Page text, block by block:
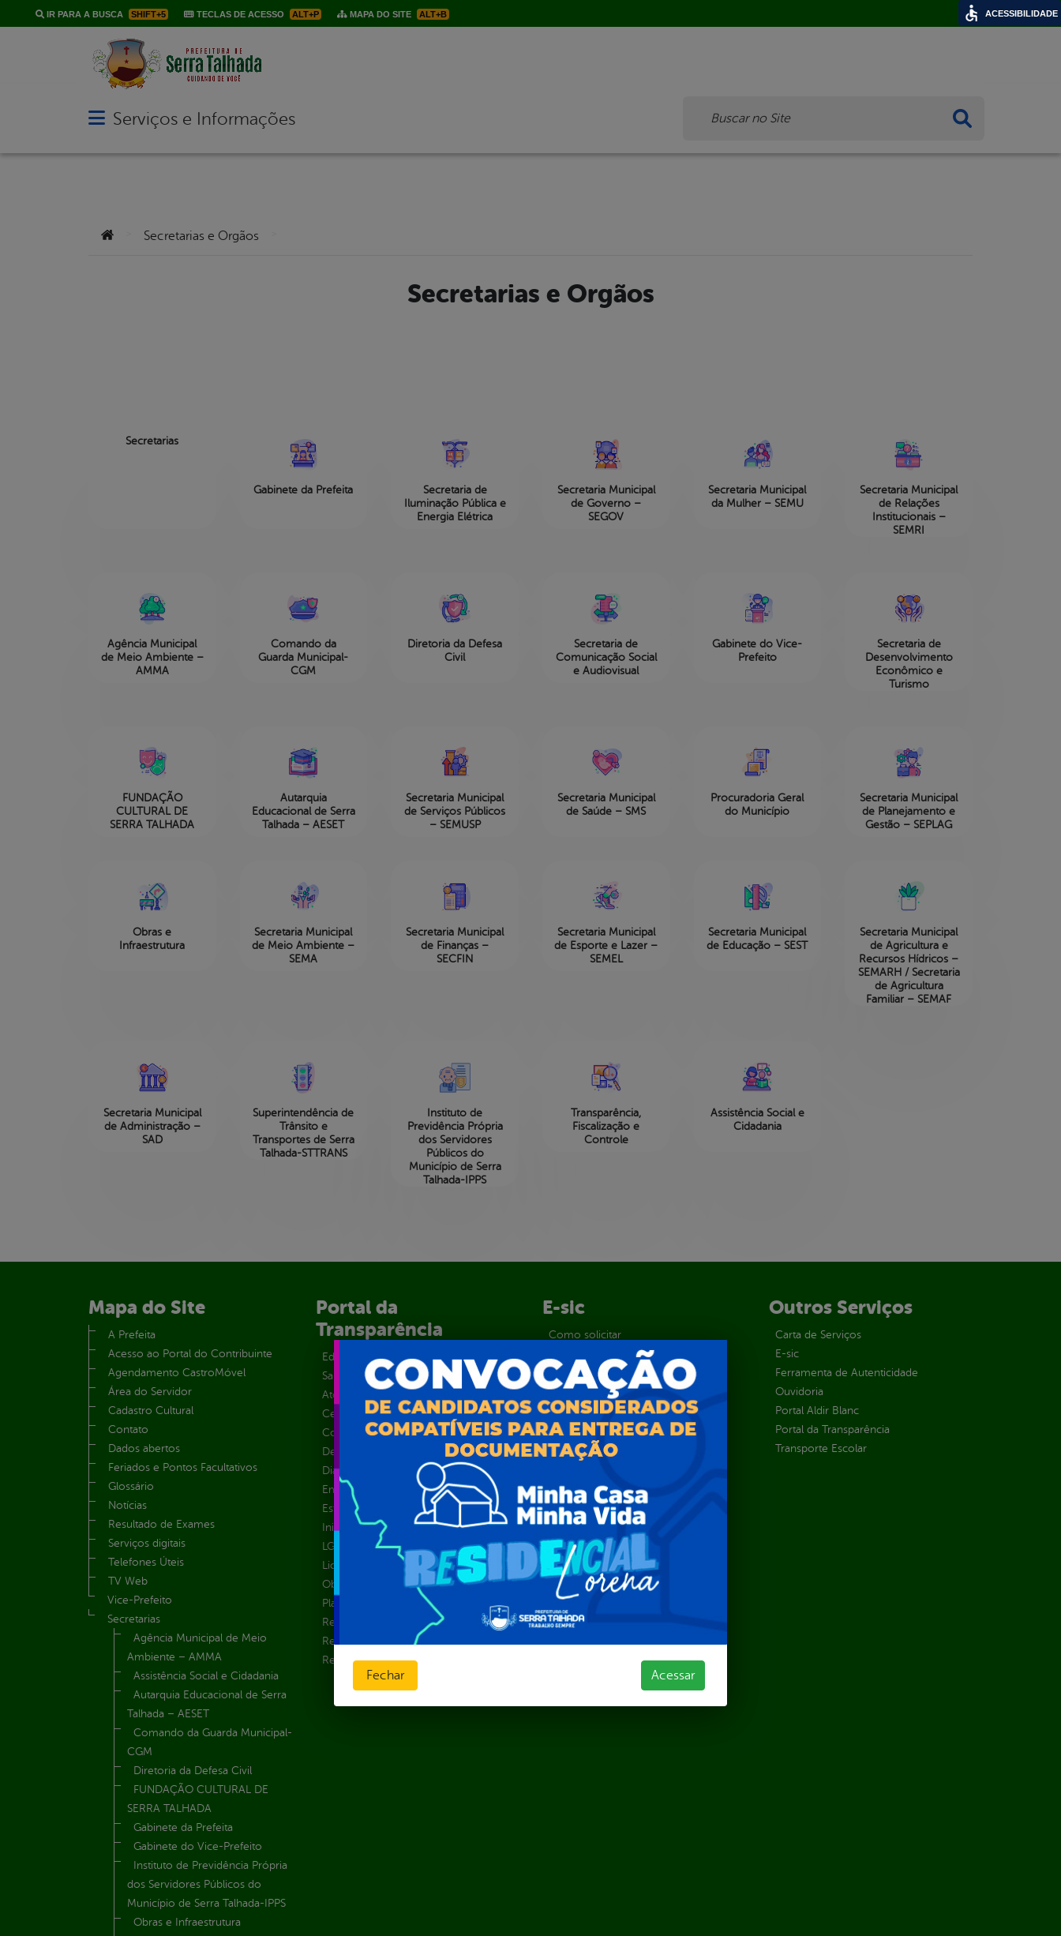
IR PARA A BUSCA SHIFT+5 TECLAS DE ACESSO ALT+P MAPA DO SITE ALT+B
Abrir menu principal de navegação
Serviços e Informações
Você está aqui:Secretarias e Orgãos
Secretarias e Orgãos
Secretarias
Gabinete da Prefeita
Secretaria de
Iluminação Pública e
Energia Elétrica
Secretaria Municipal
de Governo –
SEGOV
Secretaria Municipal
da Mulher – SEMU
Secretaria Municipal
de Relações
Institucionais –
SEMRI
Agência Municipal
de Meio Ambiente –
AMMA
Comando da
Guarda Municipal-
CGM
Diretoria da Defesa
Civil
Secretaria de
Comunicação Social
e Audiovisual
Gabinete do Vice-
Prefeito
Secretaria de
Desenvolvimento
Econômico e
Turismo
FUNDAÇÃO
CULTURAL DE
SERRA TALHADA
Autarquia
Educacional de Serra
Talhada – AESET
Secretaria Municipal
de Serviços Públicos
– SEMUSP
Secretaria Municipal
de Saúde – SMS
Procuradoria Geral
do Município
Secretaria Municipal
de Planejamento e
Gestão – SEPLAG
Obras e
Infraestrutura
Secretaria Municipal
de Meio Ambiente –
SEMA
Secretaria Municipal
de Finanças –
SECFIN
Secretaria Municipal
de Esporte e Lazer –
SEMEL
Secretaria Municipal
de Educação – SEST
Secretaria Municipal
de Agricultura e
Recursos Hídricos –
SEMARH / Secretaria
de Agricultura
Familiar – SEMAF
Secretaria Municipal
de Administração –
SAD
Superintendência de
Trânsito e
Transportes de Serra
Talhada-STTRANS
Instituto de
Previdência Própria
dos Servidores
Públicos do
Município de Serra
Talhada-IPPS
Transparência,
Fiscalização e
Controle
Assistência Social e
Cidadania
Mapa do Site
A Prefeita
Acesso ao Portal do Contribuinte
Agendamento CastroMóvel
Área do Servidor
Cadastro Cultural
Contato
Dados abertos
Feriados e Pontos Facultativos
Glossário
Notícias
Resultado de Exames
Serviços digitais
Telefones Úteis
TV Web
Vice-Prefeito
Secretarias
Agência Municipal de Meio
Ambiente – AMMA
Assistência Social e Cidadania
Autarquia Educacional de Serra
Talhada – AESET
Comando da Guarda Municipal-
CGM
Diretoria da Defesa Civil
FUNDAÇÃO CULTURAL DE
SERRA TALHADA
Gabinete da Prefeita
Gabinete do Vice-Prefeito
Instituto de Previdência Própria
dos Servidores Públicos do
Município de Serra Talhada-IPPS
Obras e Infraestrutura
Portal da
Transparência
Educação
Saúde
Atos normativos
Central de Dúvidas
Convênios e Transferências
Despesas
Diárias
Emendas parlamentares
Estrutura Organizacional
Inicio
LGPD e Governo Digital
Licitações e Contratos
Obras Públicas
Planejamento e Prestação de Contas
Receitas
Recursos Humanos
Renúncias de Receitas
E-sic
Como solicitar
Consulte sua Solicitação
Decretos
Estatísticas
Formulários
Prazos e autoridades
Sic Físico
Solicitar um pedido
Outros Serviços
Carta de Serviços
E-sic
Ferramenta de Autenticidade
Ouvidoria
Portal Aldir Blanc
Portal da Transparência
Transporte Escolar
Fechar Acessar
ACESSIBILIDADE